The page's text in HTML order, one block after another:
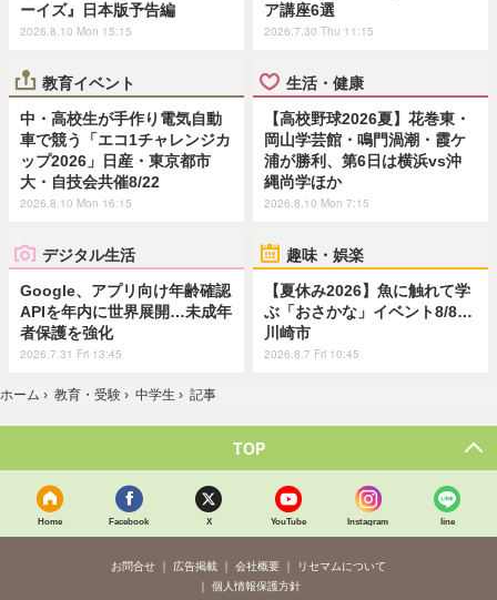
ーイズ』日本版予告編
2026.8.10 Mon 15:15
ア講座6選
2026.7.30 Thu 11:15
教育イベント
中・高校生が手作り電気自動
車で競う「エコ1チャレンジカ
ップ2026」日産・東京都市
大・自技会共催8/22
2026.8.10 Mon 16:15
生活・健康
【高校野球2026夏】花巻東・
岡山学芸館・鳴門渦潮・霞ケ
浦が勝利、第6日は横浜vs沖
縄尚学ほか
2026.8.10 Mon 7:15
デジタル生活
Google、アプリ向け年齢確認
APIを年内に世界展開…未成年
者保護を強化
2026.7.31 Fri 13:45
趣味・娯楽
【夏休み2026】魚に触れて学
ぶ「おさかな」イベント8/8…
川崎市
2026.8.7 Fri 10:45
ホーム › 教育・受験 › 中学生 › 記事
TOP
Home Facebook X YouTube Instagram line
お問合せ 広告掲載 会社概要
リセマムについて
個人情報保護方針